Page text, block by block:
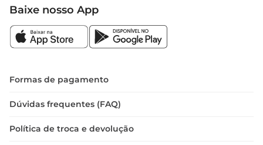
Baixe nosso App
Formas de pagamento
Dúvidas frequentes (FAQ)
Política de troca e devolução